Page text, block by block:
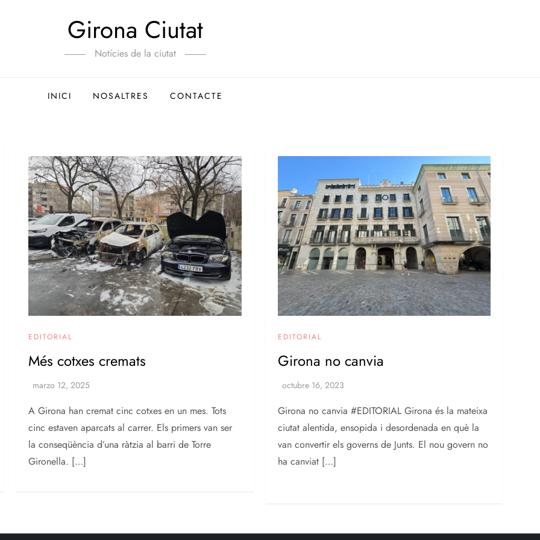
Girona Ciutat
Notícies de la ciutat
INICI NOSALTRES CONTACTE
EDITORIAL
Més cotxes cremats
A Girona han cremat cinc cotxes en un mes. Tots
cinc estaven aparcats al carrer. Els primers van ser
la conseqüència d’una ràtzia al barri de Torre
Gironella. […]
EDITORIAL
Girona no canvia
Girona no canvia #EDITORIAL Girona és la mateixa
ciutat alentida, ensopida i desordenada en què la
van convertir els governs de Junts. El nou govern no
ha canviat […]